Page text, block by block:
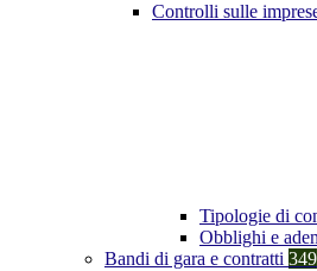
Controlli sulle
Tipologie di
Obblighi e
Bandi di gara e contratti 349